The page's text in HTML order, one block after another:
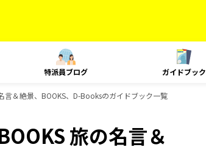
特派員ブログ ガイドブック
＆絶景、BOOKS、D-Booksのガイドブック一覧
旅の名言＆